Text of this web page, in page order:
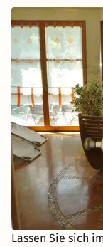
Lassen Sie sich